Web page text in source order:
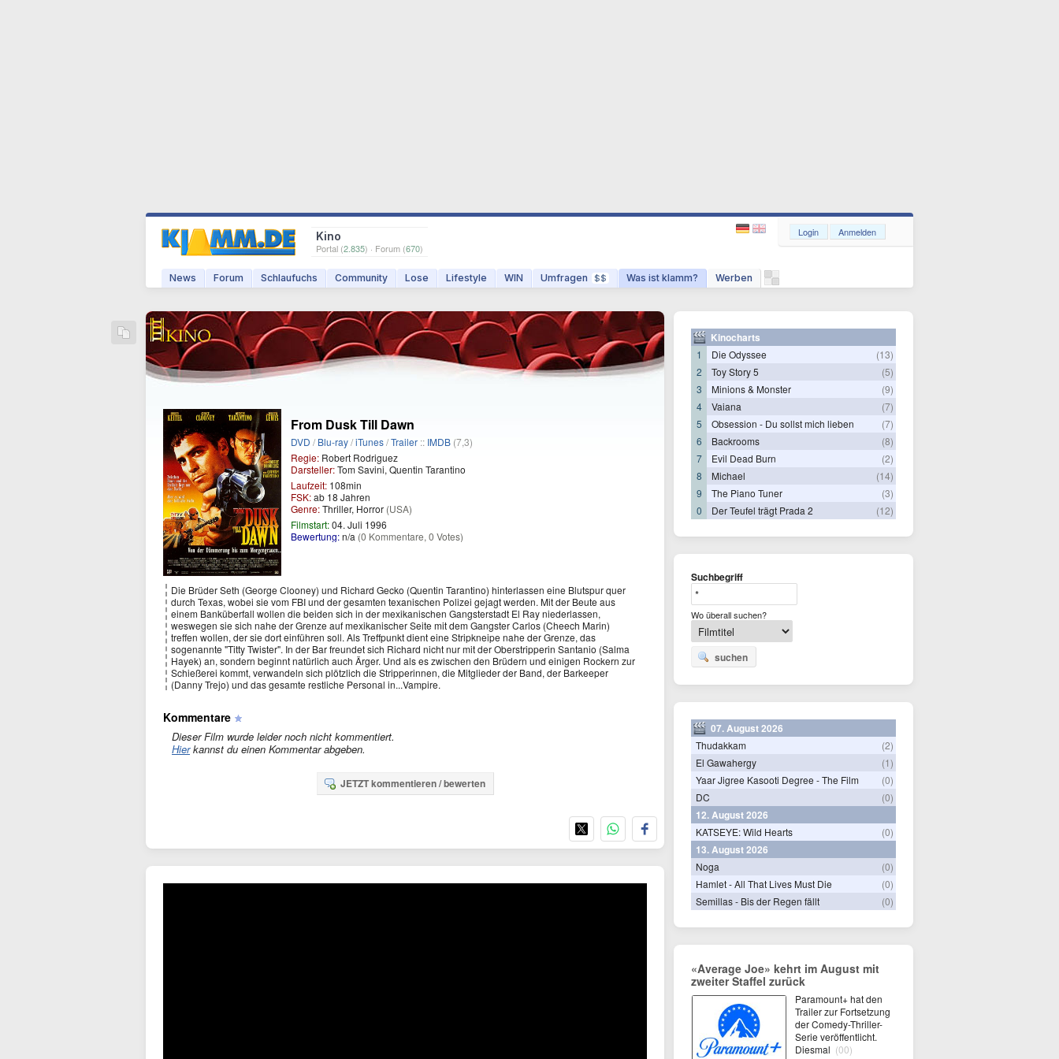
Kino
Portal (2.835) · Forum (670)
News Forum Schlaufuchs Community Lose Lifestyle WIN Umfragen $$ Was ist klamm? Werben
Login Anmelden
From Dusk Till Dawn
DVD /Blu-ray/iTunes/Trailer :: IMDB (7,3)
Regie: Robert Rodriguez
Darsteller:Tom Savini, Quentin Tarantino
Laufzeit: 108min
FSK:ab 18 Jahren
Genre:Thriller, Horror (USA)
Filmstart:04. Juli 1996
Bewertung:n/a (0 Kommentare, 0 Votes)
Die Brüder Seth (George Clooney) und Richard Gecko (Quentin Tarantino) hinterlassen eine Blutspur quer
durch Texas, wobei sie vom FBI und der gesamten texanischen Polizei gejagt werden. Mit der Beute aus
einem Banküberfall wollen die beiden sich in der mexikanischen Gangsterstadt El Ray niederlassen,
weswegen sie sich nahe der Grenze auf mexikanischer Seite mit dem Gangster Carlos (Cheech Marin)
treffen wollen, der sie dort einführen soll. Als Treffpunkt dient eine Stripkneipe nahe der Grenze, das
sogenannte "Titty Twister". In der Bar freundet sich Richard nicht nur mit der Oberstripperin Santanio (Salma
Hayek) an, sondern beginnt natürlich auch Ärger. Und als es zwischen den Brüdern und einigen Rockern zur
Schießerei kommt, verwandeln sich plötzlich die Stripperinnen, die Mitglieder der Band, der Barkeeper
(Danny Trejo) und das gesamte restliche Personal in...Vampire.
Kommentare
Dieser Film wurde leider noch nicht kommentiert.
Hierkannst du einen Kommentar abgeben.
JETZT kommentieren / bewerten
Kinocharts
1 Die Odyssee
(13)
2
Toy Story 5
(5)
3
Minions & Monster
(9)
4
Vaiana
(7)
5
Obsession - Du sollst mich lieben
(7)
6
Backrooms
(8)
7
Evil Dead Burn
(2)
8
Michael
(14)
9
The Piano Tuner
(3)
0
Der Teufel trägt Prada 2 (12)
Suchbegriff
Wo überall suchen?
suchen
07. August 2026
Thudakkam
(2)
El Gawahergy
(1)
Yaar Jigree Kasooti Degree - The Film
(0)
DC
(0)
12. August 2026
KATSEYE: Wild Hearts (0)
13. August 2026
Noga
(0)
Hamlet - All That Lives Must Die
(0)
Semillas - Bis der Regen fällt
(0)
«Average Joe» kehrt im August mit
zweiter Staffel zurück
Paramount+ hat den
Trailer zur Fortsetzung
der Comedy-Thriller-
Serie veröffentlicht.
Diesmal (00)